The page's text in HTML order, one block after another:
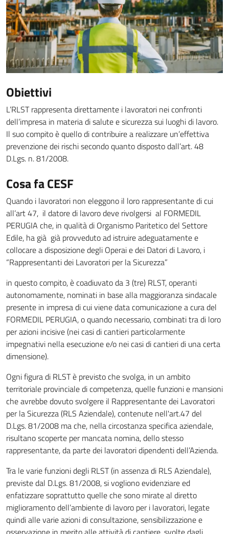
Obiettivi
L’RLST rappresenta direttamente i lavoratori nei confronti
dell’impresa in materia di salute e sicurezza sui luoghi di lavoro.
Il suo compito è quello di contribuire a realizzare un’effettiva
prevenzione dei rischi secondo quanto disposto dall’art. 48
D.Lgs. n. 81/2008.
Cosa fa CESF
Quando i lavoratori non eleggono il loro rappresentante di cui
all’art 47, il datore di lavoro deve rivolgersi al FORMEDIL
PERUGIA che, in qualità di Organismo Paritetico del Settore
Edile, ha già già provveduto ad istruire adeguatamente e
collocare a disposizione degli Operai e dei Datori di Lavoro, i
“Rappresentanti dei Lavoratori per la Sicurezza”
in questo compito, è coadiuvato da 3 (tre) RLST, operanti
autonomamente, nominati in base alla maggioranza sindacale
presente in impresa di cui viene data comunicazione a cura del
FORMEDIL PERUGIA, o quando necessario, combinati tra di loro
per azioni incisive (nei casi di cantieri particolarmente
impegnativi nella esecuzione e/o nei casi di cantieri di una certa
dimensione).
Ogni figura di RLST è previsto che svolga, in un ambito
territoriale provinciale di competenza, quelle funzioni e mansioni
che avrebbe dovuto svolgere il Rappresentante dei Lavoratori
per la Sicurezza (RLS Aziendale), contenute nell'art.47 del
D.Lgs. 81/2008 ma che, nella circostanza specifica aziendale,
risultano scoperte per mancata nomina, dello stesso
rappresentante, da parte dei lavoratori dipendenti dell’Azienda.
Tra le varie funzioni degli RLST (in assenza di RLS Aziendale),
previste dal D.Lgs. 81/2008, si vogliono evidenziare ed
enfatizzare soprattutto quelle che sono mirate al diretto
miglioramento dell’ambiente di lavoro per i lavoratori, legate
quindi alle varie azioni di consultazione, sensibilizzazione e